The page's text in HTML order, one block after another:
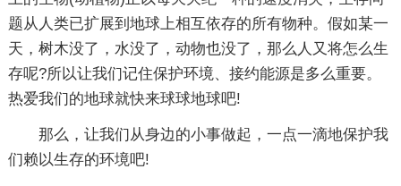
题从人类已扩展到地球上相互依存的所有物种。假如某一
天，树木没了，水没了，动物也没了，那么人又将怎么生
存呢?所以让我们记住保护环境、接约能源是多么重要。
热爱我们的地球就快来球球地球吧!
那么，让我们从身边的小事做起，一点一滴地保护我
们赖以生存的环境吧!